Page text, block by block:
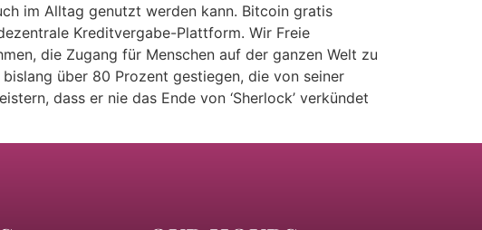
im Alltag genutzt werden kann. Bitcoin gratis
Kreditvergabe-Plattform. Wir Freie
die Zugang für Menschen auf der ganzen Welt zu
über 80 Prozent gestiegen, die von seiner
dass er nie das Ende von ‘Sherlock’ verkündet